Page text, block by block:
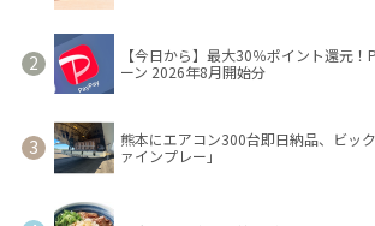
【今日から】最大30％ポイント還元
ーン 2026年8月開始分
熊本にエアコン300台即日納品、ビッ
ァインプレー」